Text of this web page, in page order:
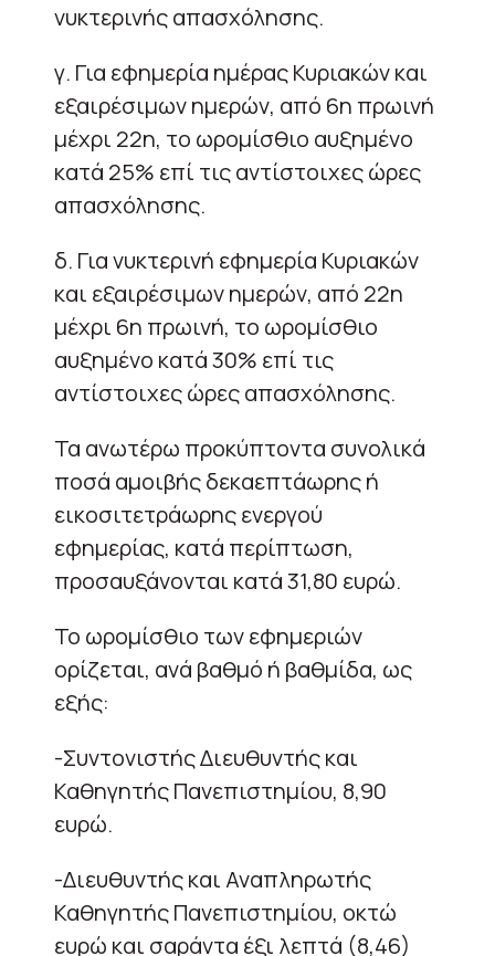
νυκτερινής απασχόλησης.
γ. Για εφημερία ημέρας Κυριακών και
εξαιρέσιμων ημερών, από 6η πρωινή
μέχρι 22η, το ωρομίσθιο αυξημένο
κατά 25% επί τις αντίστοιχες ώρες
απασχόλησης.
δ. Για νυκτερινή εφημερία Κυριακών
και εξαιρέσιμων ημερών, από 22η
μέχρι 6η πρωινή, το ωρομίσθιο
αυξημένο κατά 30% επί τις
αντίστοιχες ώρες απασχόλησης.
Τα ανωτέρω προκύπτοντα συνολικά
ποσά αμοιβής δεκαεπτάωρης ή
εικοσιτετράωρης ενεργού
εφημερίας, κατά περίπτωση,
προσαυξάνονται κατά 31,80 ευρώ.
Το ωρομίσθιο των εφημεριών
ορίζεται, ανά βαθμό ή βαθμίδα, ως
εξής:
-Συντονιστής Διευθυντής και
Καθηγητής Πανεπιστημίου, 8,90
ευρώ.
-Διευθυντής και Αναπληρωτής
Καθηγητής Πανεπιστημίου, οκτώ
ευρώ και σαράντα έξι λεπτά (8,46)